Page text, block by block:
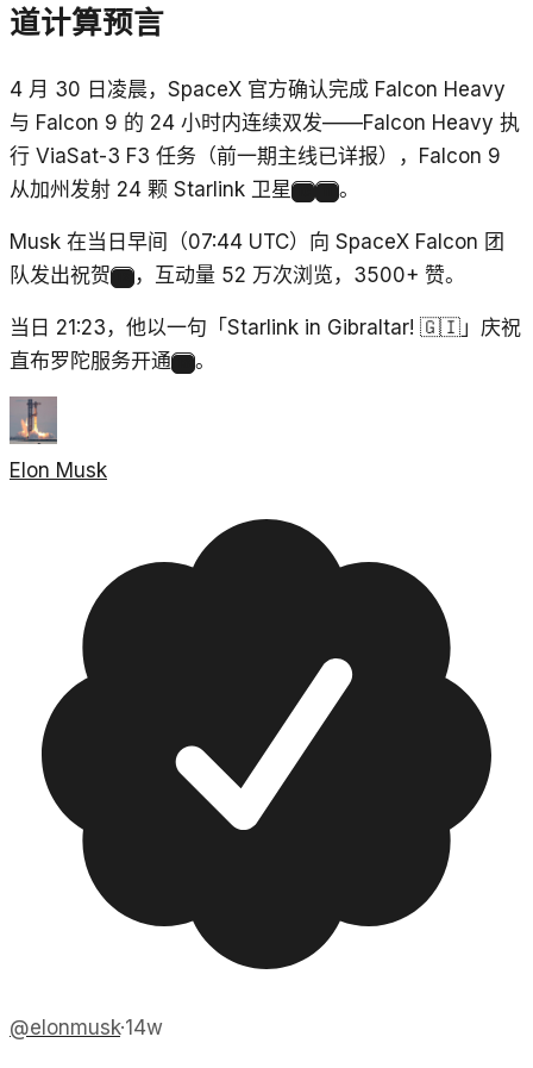
道计算预言
4 月 30 日凌晨，SpaceX 官方确认完成 Falcon Heavy
与 Falcon 9 的 24 小时内连续双发——Falcon Heavy 执
行 ViaSat-3 F3 任务（前一期主线已详报），Falcon 9
从加州发射 24 颗 Starlink 卫星
。
Musk 在当日早间（07:44 UTC）向 SpaceX Falcon 团
队发出祝贺
，互动量 52 万次浏览，3500+ 赞。
当日 21:23，他以一句「Starlink in Gibraltar! 🇬🇮」庆祝
直布罗陀服务开通
。
Elon Musk
@elonmusk·14w